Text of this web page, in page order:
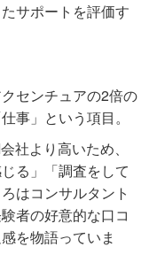
サポートを評価す
センチュアの2倍の
事」という項目。
社より高いため、
る」「調査をして
はコンサルタント
者の好意的な口コ
を物語っていま